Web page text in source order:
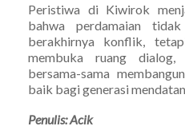
Peristiwa di Kiwirok
bahwa perdamaian
berakhirnya konflik,
membuka ruang dialog,
bersama-sama
baik bagi generasi
Penulis: Acik